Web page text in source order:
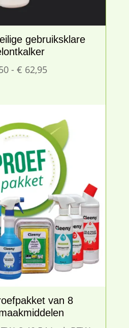
gebruiksklare
- € 62,95Prijsklasse:
van 8